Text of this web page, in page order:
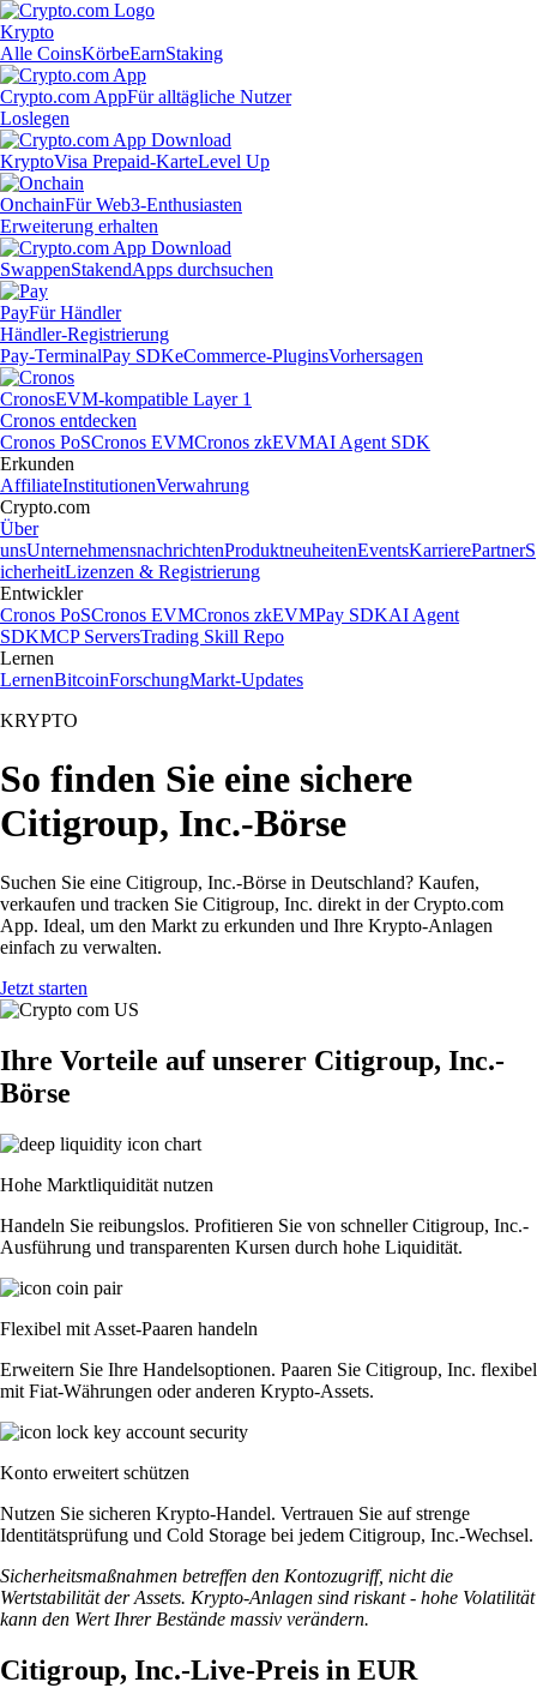
Krypto
Alle CoinsKörbeEarnStaking
Crypto.com AppFür alltägliche Nutzer
Loslegen
KryptoVisa Prepaid-KarteLevel Up
OnchainFür Web3-Enthusiasten
Erweiterung erhalten
SwappenStakendApps durchsuchen
PayFür Händler
Händler-Registrierung
Pay-TerminalPay SDKeCommerce-PluginsVorhersagen
CronosEVM-kompatible Layer 1
Cronos entdecken
Cronos PoSCronos EVMCronos zkEVMAI Agent SDK
Erkunden
AffiliateInstitutionenVerwahrung
Crypto.com
Über
unsUnternehmensnachrichtenProduktneuheitenEventsKarrierePartnerS
icherheitLizenzen & Registrierung
Entwickler
Cronos PoSCronos EVMCronos zkEVMPay SDKAI Agent
SDKMCP ServersTrading Skill Repo
Lernen
LernenBitcoinForschungMarkt-Updates
KRYPTO
So finden Sie eine sichere
Citigroup, Inc.-Börse
Suchen Sie eine Citigroup, Inc.-Börse in Deutschland? Kaufen,
verkaufen und tracken Sie Citigroup, Inc. direkt in der Crypto.com
App. Ideal, um den Markt zu erkunden und Ihre Krypto-Anlagen
einfach zu verwalten.
Jetzt starten
Ihre Vorteile auf unserer Citigroup, Inc.-
Börse
Hohe Marktliquidität nutzen
Handeln Sie reibungslos. Profitieren Sie von schneller Citigroup, Inc.-
Ausführung und transparenten Kursen durch hohe Liquidität.
Flexibel mit Asset-Paaren handeln
Erweitern Sie Ihre Handelsoptionen. Paaren Sie Citigroup, Inc. flexibel
mit Fiat-Währungen oder anderen Krypto-Assets.
Konto erweitert schützen
Nutzen Sie sicheren Krypto-Handel. Vertrauen Sie auf strenge
Identitätsprüfung und Cold Storage bei jedem Citigroup, Inc.-Wechsel.
Sicherheitsmaßnahmen betreffen den Kontozugriff, nicht die
Wertstabilität der Assets. Krypto-Anlagen sind riskant - hohe Volatilität
kann den Wert Ihrer Bestände massiv verändern.
Citigroup, Inc.-Live-Preis in EUR